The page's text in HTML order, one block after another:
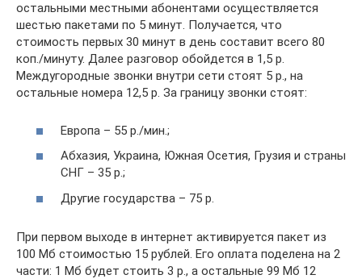
остальными местными абонентами осуществляется
шестью пакетами по 5 минут. Получается, что
стоимость первых 30 минут в день составит всего 80
коп./минуту. Далее разговор обойдется в 1,5 р.
Междугородные звонки внутри сети стоят 5 р., на
остальные номера 12,5 р. За границу звонки стоят:
Европа – 55 р./мин.;
Абхазия, Украина, Южная Осетия, Грузия и страны
СНГ – 35 р.;
Другие государства – 75 р.
При первом выходе в интернет активируется пакет из
100 Мб стоимостью 15 рублей. Его оплата поделена на 2
части: 1 Мб будет стоить 3 р., а остальные 99 Мб 12